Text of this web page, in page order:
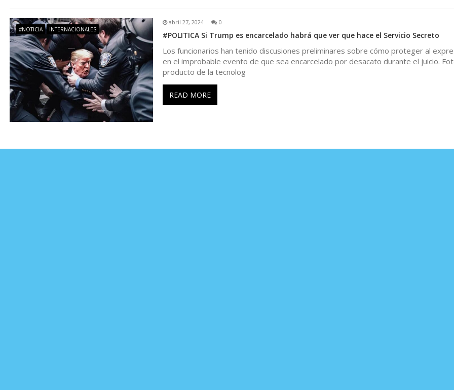
t
r
a
d
a
s
#NOTICIA INTERNACIONALES
abril 27, 2024 0
#POLITICA Si Trump es encarcelado habrá que ver que hace el Servicio Secreto
Los funcionarios han tenido discusiones preliminares sobre cómo proteger al
en el improbable evento de que sea encarcelado por desacato durante el juicio.
producto de la tecnolog
READ MORE